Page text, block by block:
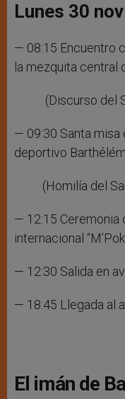
Lunes 30
— 08:15 Encuentro
la mezquita central
(Discurso del
— 09:30 Santa misa
deportivo
(Homilía del
— 12:15 Ceremonia
internacional
— 12:30 Salida en
— 18:45 Llegada al
El imán de